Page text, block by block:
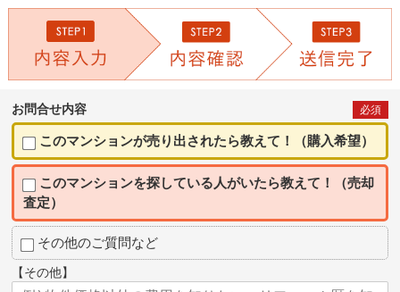
お問合せ内容 必須
このマンションが売り出されたら教えて！（購入希望）
このマンションを探している人がいたら教えて！（売却
査定）
その他のご質問など
【その他】